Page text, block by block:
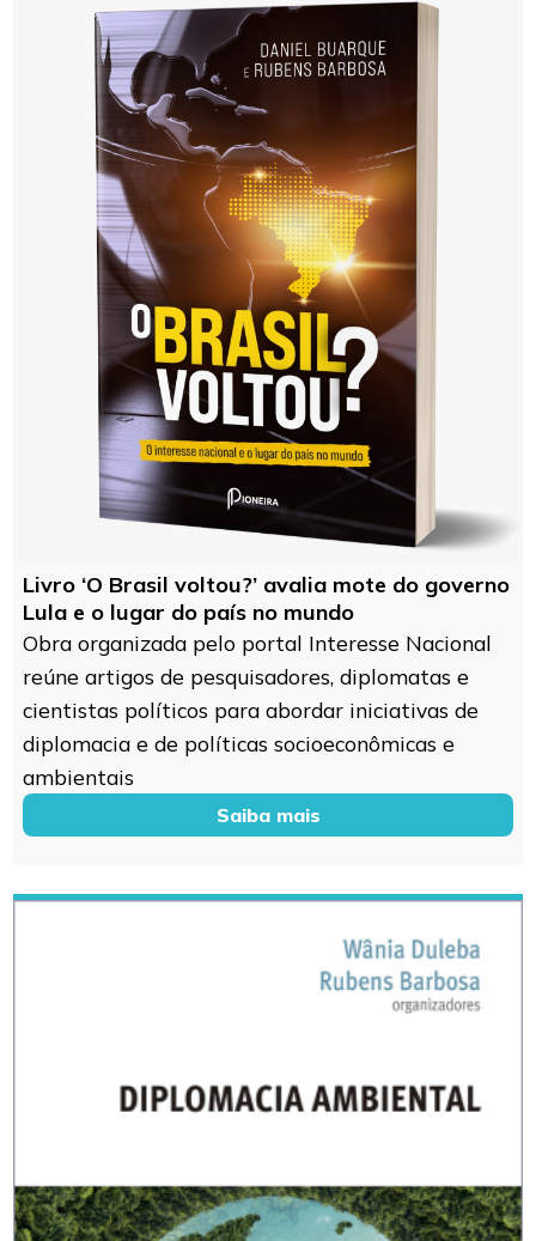
Livro ‘O Brasil voltou?’ avalia mote do governo
Lula e o lugar do país no mundo
Obra organizada pelo portal Interesse Nacional
reúne artigos de pesquisadores, diplomatas e
cientistas políticos para abordar iniciativas de
diplomacia e de políticas socioeconômicas e
ambientais
Saiba mais